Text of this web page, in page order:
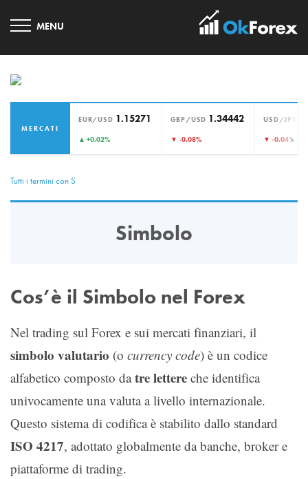
MERCATI
EUR/USD 1.15271
▲ +0.02%
GBP/USD 1.34442
▼ -0.08%
USD/JPY
▼ -0.04%
›
Tutti i termini con S
Simbolo
Cos’è il Simbolo nel Forex
Nel trading sul Forex e sui mercati finanziari, il
simbolo valutario (o currency code) è un codice
alfabetico composto datre lettere che identifica
univocamente una valuta a livello internazionale.
Questo sistema di codifica è stabilito dallo standard
ISO 4217, adottato globalmente da banche, broker e
piattaforme di trading.